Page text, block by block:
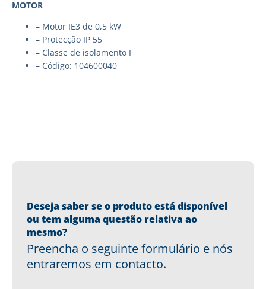
MOTOR
– Motor IE3 de 0,5 kW
– Protecção IP 55
– Classe de isolamento F
– Código: 104600040
Deseja saber se o produto está disponível
ou tem alguma questão relativa ao
mesmo?
Preencha o seguinte formulário e nós
entraremos em contacto.